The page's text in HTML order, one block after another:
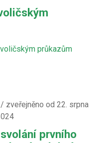
průkazům
/ zveřejněno od 22. srpna
prvního